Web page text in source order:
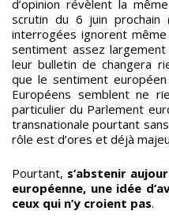
d’opinion révèlent la
scrutin du 6 juin
interrogées ignorent
sentiment assez
leur bulletin de changera
que le sentiment
Européens semblent ne
particulier du Parlement
transnationale pourtant
rôle est d’ores et déjà
Pourtant, s’abstenir
européenne, une idée
ceux qui n’y croient pas.